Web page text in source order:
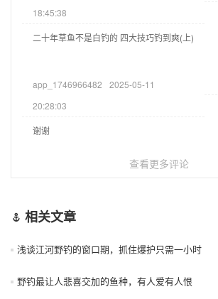
18:45:38
二十年草鱼不是白钓的 四大技巧钓到爽(上)
app_1746966482
2025-05-11
20:28:03
谢谢
查看更多评论
相关文章
浅谈江河野钓的窗口期，抓住爆护只需一小时
野钓最让人悲喜交加的鱼种，有人爱有人恨